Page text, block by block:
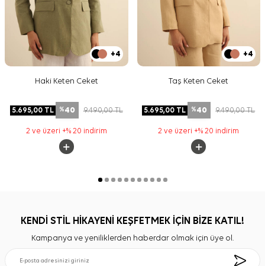
+4
Haki Keten Ceket
5.695,00TL %40 9.490,00TL
2 ve üzeri +% 20 indirim
+4
Taş Keten Ceket
5.695,00 TL %40 9.490,00TL
2 ve üzeri +% 20 indirim
KENDİ STİL HİKAYENİ KEŞFETMEK İÇİN BİZE KATIL!
Kampanya ve yeniliklerden haberdar olmak için üye ol.